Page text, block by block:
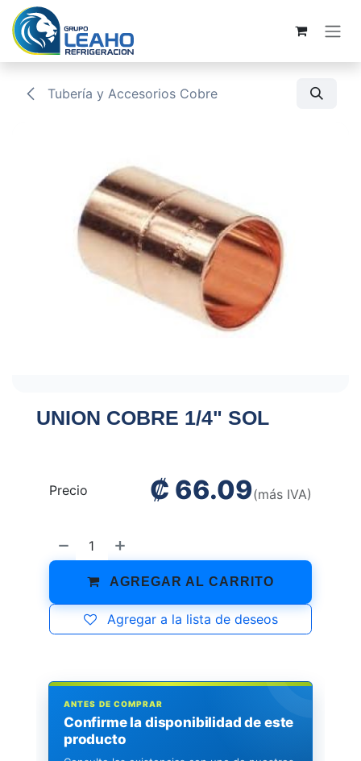
Ir al contenido
Tubería y Accesorios Cobre
UNION COBRE 1/4" SOL
AGREGAR AL CARRITO
Agregar a la lista de deseos
Precio ₡ 66.09(más IVA)
ANTES DE COMPRAR
Confirme la disponibilidad de este
producto